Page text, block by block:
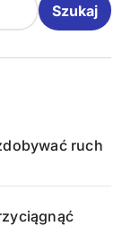
Szukaj
ruch